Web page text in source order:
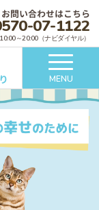
お問い合わせはこちら
07-1122
10:00～20:00（ナビダイヤル）
MENU